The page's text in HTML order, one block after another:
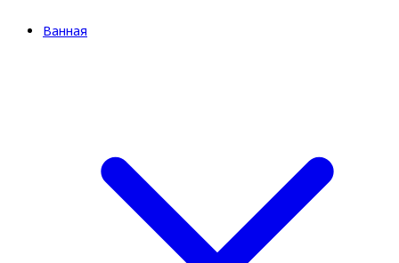
Ванная